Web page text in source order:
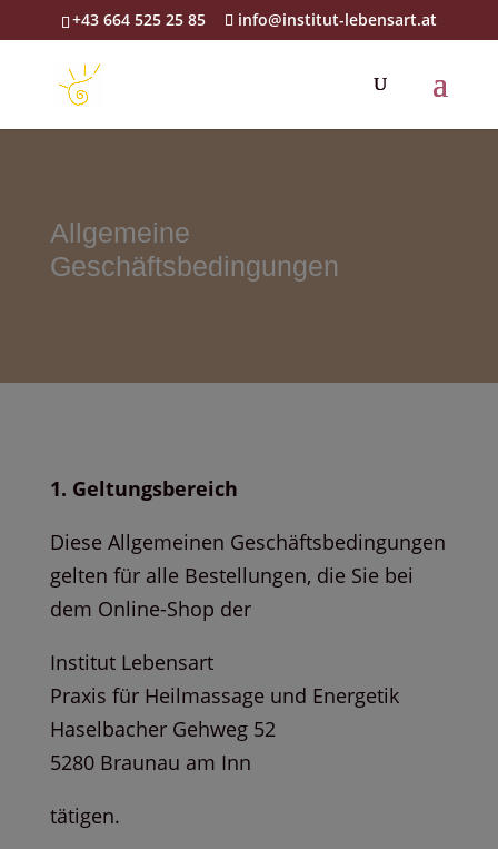
+43 664 525 25 85 info@institut-lebensart.at
Allgemeine
Geschäftsbedingungen
1. Geltungsbereich
Diese Allgemeinen Geschäftsbedingungen
gelten für alle Bestellungen, die Sie bei
dem Online-Shop der
Institut Lebensart
Praxis für Heilmassage und Energetik
Haselbacher Gehweg 52
5280 Braunau am Inn
tätigen.